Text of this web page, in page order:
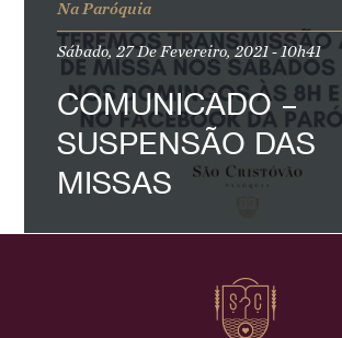
Na Paróquia
Sábado, 27 De Fevereiro, 2021 - 10h41
COMUNICADO –
SUSPENSÃO DAS
MISSAS